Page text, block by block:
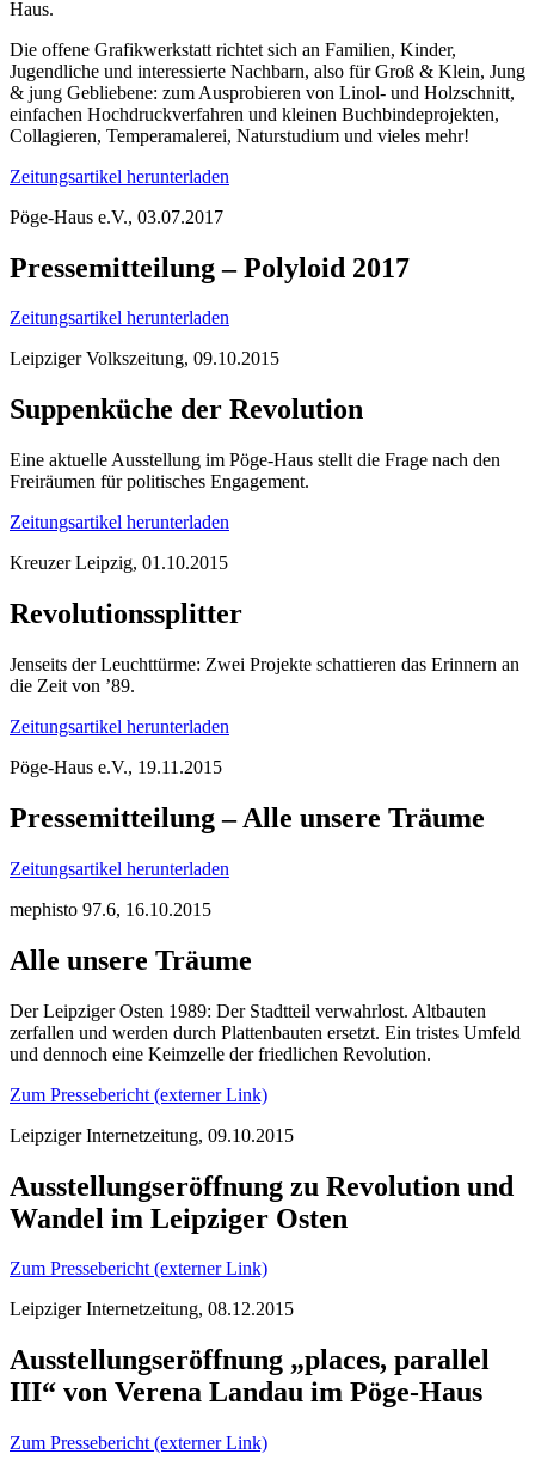
Haus.
Die offene Grafikwerkstatt richtet sich an Familien, Kinder,
Jugendliche und interessierte Nachbarn, also für Groß & Klein, Jung
& jung Gebliebene: zum Ausprobieren von Linol- und Holzschnitt,
einfachen Hochdruckverfahren und kleinen Buchbindeprojekten,
Collagieren, Temperamalerei, Naturstudium und vieles mehr!
Zeitungsartikel herunterladen
Pöge-Haus e.V., 03.07.2017
Pressemitteilung – Polyloid 2017
Zeitungsartikel herunterladen
Leipziger Volkszeitung, 09.10.2015
Suppenküche der Revolution
Eine aktuelle Ausstellung im Pöge-Haus stellt die Frage nach den
Freiräumen für politisches Engagement.
Zeitungsartikel herunterladen
Kreuzer Leipzig, 01.10.2015
Revolutionssplitter
Jenseits der Leuchttürme: Zwei Projekte schattieren das Erinnern an
die Zeit von ’89.
Zeitungsartikel herunterladen
Pöge-Haus e.V., 19.11.2015
Pressemitteilung – Alle unsere Träume
Zeitungsartikel herunterladen
mephisto 97.6, 16.10.2015
Alle unsere Träume
Der Leipziger Osten 1989: Der Stadtteil verwahrlost. Altbauten
zerfallen und werden durch Plattenbauten ersetzt. Ein tristes Umfeld
und dennoch eine Keimzelle der friedlichen Revolution.
Zum Pressebericht (externer Link)
Leipziger Internetzeitung, 09.10.2015
Ausstellungseröffnung zu Revolution und
Wandel im Leipziger Osten
Zum Pressebericht (externer Link)
Leipziger Internetzeitung, 08.12.2015
Ausstellungseröffnung „places, parallel
III“ von Verena Landau im Pöge-Haus
Zum Pressebericht (externer Link)